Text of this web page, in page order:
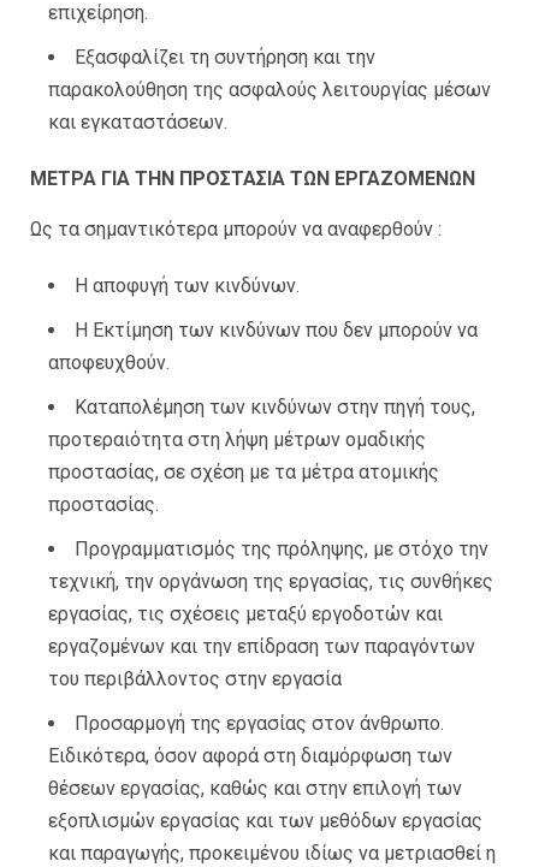
επιχείρηση.
Εξασφαλίζει τη συντήρηση και την
παρακολούθηση της ασφαλούς λειτουργίας μέσων
και εγκαταστάσεων.
ΜΕΤΡΑ ΓΙΑ ΤΗΝ ΠΡΟΣΤΑΣΙΑ ΤΩΝ ΕΡΓΑΖΟΜΕΝΩΝ
Ως τα σημαντικότερα μπορούν να αναφερθούν :
Η αποφυγή των κινδύνων.
Η Εκτίμηση των κινδύνων που δεν μπορούν να
αποφευχθούν.
Καταπολέμηση των κινδύνων στην πηγή τους,
προτεραιότητα στη λήψη μέτρων ομαδικής
προστασίας, σε σχέση με τα μέτρα ατομικής
προστασίας.
Προγραμματισμός της πρόληψης, με στόχο την
τεχνική, την οργάνωση της εργασίας, τις συνθήκες
εργασίας, τις σχέσεις μεταξύ εργοδοτών και
εργαζομένων και την επίδραση των παραγόντων
του περιβάλλοντος στην εργασία
Προσαρμογή της εργασίας στον άνθρωπο.
Ειδικότερα, όσον αφορά στη διαμόρφωση των
θέσεων εργασίας, καθώς και στην επιλογή των
εξοπλισμών εργασίας και των μεθόδων εργασίας
και παραγωγής, προκειμένου ιδίως να μετριασθεί η